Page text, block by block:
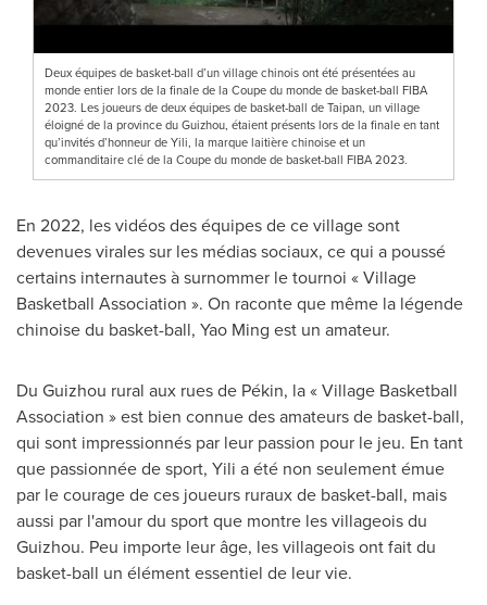
Deux équipes de basket-ball d’un village chinois ont été présentées au
monde entier lors de la finale de la Coupe du monde de basket-ball FIBA
2023. Les joueurs de deux équipes de basket-ball de Taipan, un village
éloigné de la province du Guizhou, étaient présents lors de la finale en tant
qu’invités d’honneur de Yili, la marque laitière chinoise et un
commanditaire clé de la Coupe du monde de basket-ball FIBA 2023.
En 2022, les vidéos des équipes de ce village sont
devenues virales sur les médias sociaux, ce qui a poussé
certains internautes à surnommer le tournoi « Village
Basketball Association ». On raconte que même la légende
chinoise du basket-ball, Yao Ming est un amateur.
Du Guizhou rural aux rues de Pékin, la « Village Basketball
Association » est bien connue des amateurs de basket-ball,
qui sont impressionnés par leur passion pour le jeu. En tant
que passionnée de sport, Yili a été non seulement émue
par le courage de ces joueurs ruraux de basket-ball, mais
aussi par l'amour du sport que montre les villageois du
Guizhou. Peu importe leur âge, les villageois ont fait du
basket-ball un élément essentiel de leur vie.